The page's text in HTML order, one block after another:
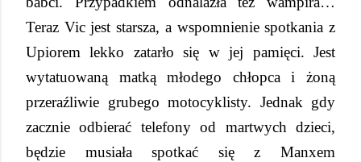
Teraz Vic jest starsza, a wspomnienie spotkania z
Upiorem lekko zatarło się w jej pamięci. Jest
wytatuowaną matką młodego chłopca i żoną
przeraźliwie grubego motocyklisty. Jednak gdy
zacznie odbierać telefony od martwych dzieci,
będzie musiała spotkać się z Manxem